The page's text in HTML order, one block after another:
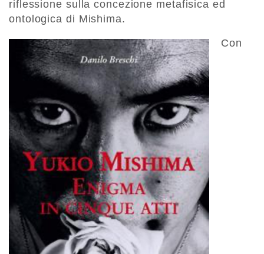
riflessione sulla concezione metafisica ed
ontologica di Mishima.
Con